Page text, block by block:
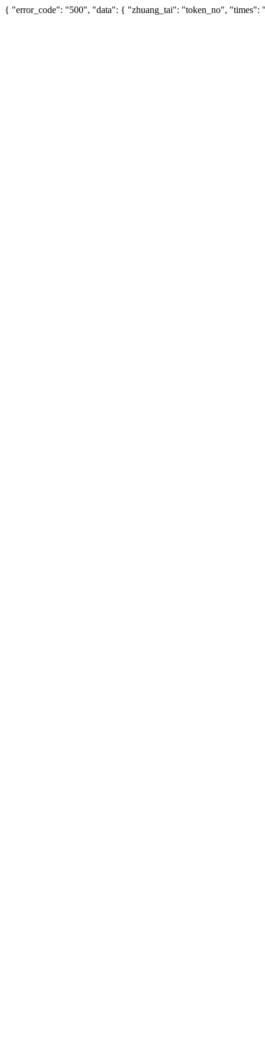
{ "error_code": "500", "data": { "zhuang_tai": "token_no", "times":